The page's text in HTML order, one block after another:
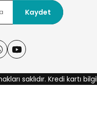
Kaydet
saklıdır. Kredi kartı